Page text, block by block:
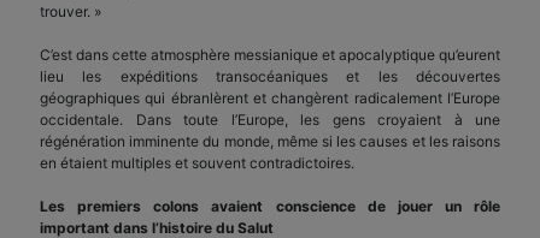
trouver. »
C’est dans cette atmosphère messianique et apocalyptique qu’eurent
lieu les expéditions transocéaniques et les découvertes
géographiques qui ébranlèrent et changèrent radicalement l’Europe
occidentale. Dans toute l’Europe, les gens croyaient à une
régénération imminente du monde, même si les causes et les raisons
en étaient multiples et souvent contradictoires.
Les premiers colons avaient conscience de jouer un rôle
important dans l’histoire du Salut